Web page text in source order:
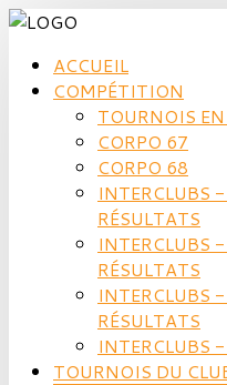
ACCUEIL
COMPÉTITION
TOURNOIS
CORPO 67
CORPO 68
INTERCLUBS
RÉSULTATS
INTERCLUBS
RÉSULTATS
INTERCLUBS
RÉSULTATS
INTERCLUBS -
TOURNOIS DU